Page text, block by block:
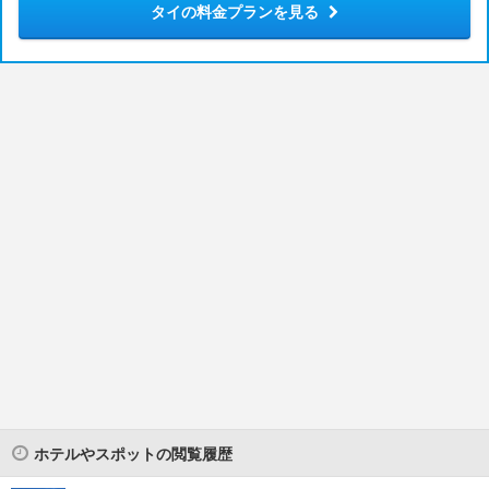
タイの料金プランを見る
ホテルやスポットの閲覧履歴